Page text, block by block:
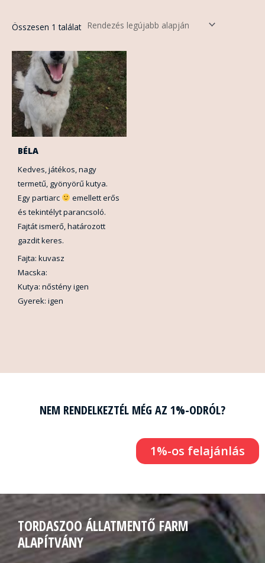
Összesen 1 találat
BÉLA
Kedves, játékos, nagy
termetű, gyönyörű kutya.
Egy partiarc
emellett erős
és tekintélyt parancsoló.
Fajtát ismerő, határozott
gazdit keres.
Fajta: kuvasz
Macska:
Kutya: nőstény igen
Gyerek: igen
NEM RENDELKEZTÉL MÉG AZ 1%-ODRÓL?
1%-os felajánlás
TORDASZOO ÁLLATMENTŐ FARM
ALAPÍTVÁNY